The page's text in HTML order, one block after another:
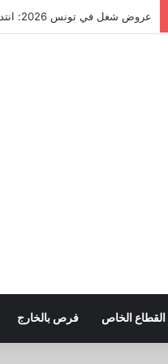
عروض شغل في تونس 2026: انتداب عملة في بلديات تاكلسة وبنان بوضر (عدة اختصاصات)
القطاع الخاص فرص بالخارج